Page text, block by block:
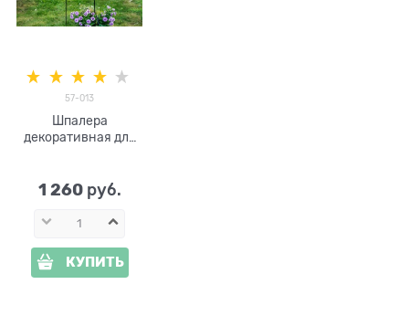
57-013
Шпалера
декоративная для
см
1 260 руб.
КУПИТЬ